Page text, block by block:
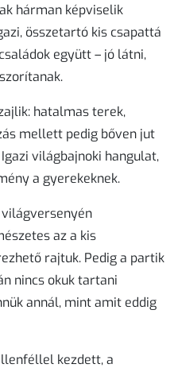
hárman képviselik
összetartó kis csapattá
együtt – jó látni,
hatalmas terek,
mellett pedig bőven jut
világbajnoki hangulat,
a gyerekeknek.
az a kis
rajtuk. Pedig a partik
nincs okuk tartani
annál, mint amit eddig
kezdett, a